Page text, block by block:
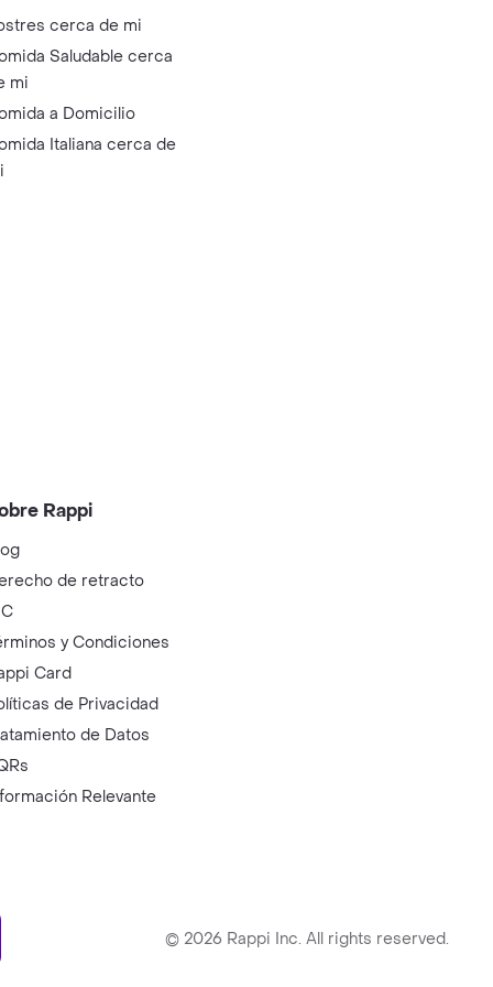
cerca de mi
Saludable cerca
mi
a Domicilio
Italiana cerca de
Rappi
de retracto
y Condiciones
Card
de Privacidad
de Datos
Relevante
© 2026 Rappi Inc. All rights reserved.